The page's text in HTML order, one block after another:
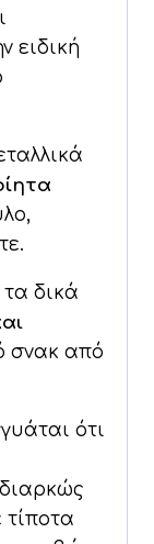
ειδική
δικά
σνακ από
ότι
τίποτα